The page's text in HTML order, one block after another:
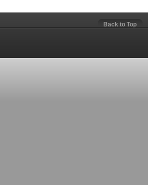
Back to Top